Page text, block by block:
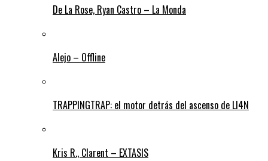
De La Rose, Ryan Castro – La Monda
Alejo – Offline
TRAPPINGTRAP: el motor detrás del ascenso de LI4N
Kris R., Clarent – EXTASIS